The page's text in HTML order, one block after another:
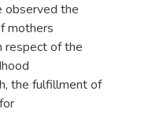
observed the
mothers
respect of the
the fulfillment of